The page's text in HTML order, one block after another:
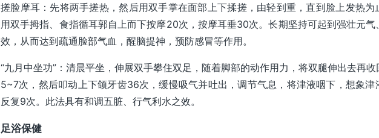
搓脸摩耳：先将两手搓热，然后用双手掌在面部上下揉搓，由轻到重，直到脸上发热为
用双手拇指、食指循耳郭自上而下按摩20次，按摩耳垂30次。长期坚持可起到强壮元气
效，从而达到疏通脸部气血，醒脑提神，预防感冒等作用。
“九月中坐功”：清晨平坐，伸展双手攀住双足，随着脚部的动作用力，将双腿伸出去再收
5~7次，然后叩动上下颌牙齿36次，缓慢吸气并吐出，调节气息，将津液咽下，想象津
反复9次。此法具有和调五脏、行气利水之效。
足浴保健